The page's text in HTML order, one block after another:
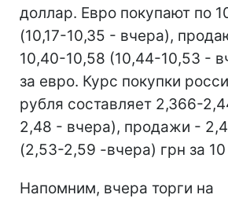
доллар. Евро покупают по
(10,17-10,35 - вчера),
10,40-10,58 (10,44-10,53 -
за евро. Курс покупки
рубля составляет 2,366-
2,48 - вчера), продажи -
(2,53-2,59 -вчера) грн за
Напомним, вчера торги на